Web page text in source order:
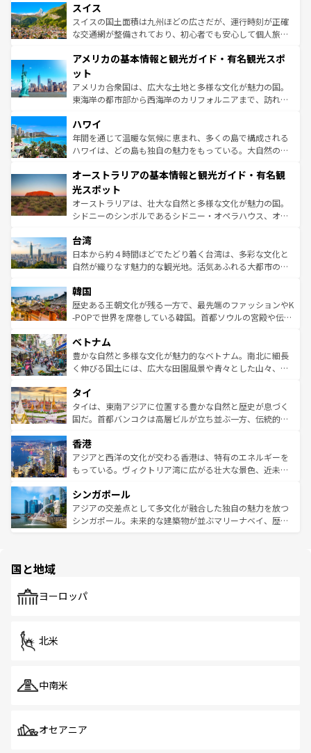
れる地方に足を運ぶとそれぞれで全く異なる文化を体験で
きるだろう。 なお、新着のフランス情報はコンテンツ一覧
を参照してほしい。
は、お酒好きな人にはぜひ体験してほしい。 なお、新着の
ドイツ情報はコンテンツ一覧を参照してほしい。
リアごとに異なる魅力がある。また、優雅なアフタヌーン
ティー、ビール好きにはたまらない英国パブ、サッカー観
戦など、本場だからこそできる体験も豊富。イギリスを旅
ンツ一覧を参照してほしい。
スイス
スイスの国土面積は九州ほどの広さだが、運行時刻が正確
な交通網が整備されており、初心者でも安心して個人旅行
の建物がそのまま残る町や、スイスならではのユニークな
博物館もあり、アルプス観光だけでなく町歩きも満喫する
ことができる。国民の所得が高いため物価も高いが、旅行
者向けの交通パス提供のサービスもあり、うまく活用すれ
着のスイス情報は
アメリカの基本情報と観光ガイド・有名観光スポ
ット
アメリカ合衆国は、広大な土地と多様な文化が魅力の国。
東海岸の都市部から西海岸のカリフォルニアまで、訪れる
のような巨大都市は、観光、ショッピング、エンターテイ
ンメントが詰まった刺激的なスポットだ。一方、アメリカ
西部には大自然が広がり、グランドキャニオンやイエロー
部のニューオーリンズでは、音楽と美食が融合した独特の
文化が魅力。旅行者はアメリカの各地域で異なる魅力を楽
しみながら、その多様性と豊かな歴史を感じることができ
るだろう。車でのロードトリップや列車の旅も、アメリカ
情報は
ハワイ
年間を通じて温暖な気候に恵まれ、多くの島で構成される
ハワイは、どの島も独自の魅力をもっている。大自然の神
ワイ島は見逃せない。また、定番の観光地といえばオアフ
島だが、静かな自然を求めるならマウイ島やカウアイ島が
おすすめ。エメラルドグリーンに輝く海をはじめ、豊かな
文化や歴史が息づいている。「アロハスピリット」と呼ば
人々、おいしいローカルフードやハワイアンミュージッ
ク、伝統的なフラダンスなど、すべてがハワイの魅力を彩
っている。訪れるたびに新しい発見と感動が待っているハ
はコンテンツ一覧
オーストラリアの基本情報と観光ガイド・有名観
光スポット
オーストラリアは、壮大な自然と多様な文化が魅力の国。
シドニーのシンボルであるシドニー・オペラハウス、オー
リアリーフや大陸中央部にそびえるウルル（エアーズロッ
ク）、タスマニアの美しい原生林やケアンズの熱帯雨林な
ど、見どころがたくさん。また、カフェやワイン、オージ
いる。アクティビティも充実しており、サーフィンやダイ
ビング、ハイキングなど、アウトドア好きにはたまらな
い。オーストラリアの多彩な魅力を存分に味わいつくそ
参照してほしい。
台湾
日本から約４時間ほどでたどり着く台湾は、多彩な文化と
自然が織りなす魅力的な観光地。活気あふれる大都市の台
ン）、静ひつな山岳地帯である台湾東部など、都市の喧騒
と山間の静けさが共存しており、訪れる人に新しい発見と
驚きをもたらしてくれる。また、奥深い台湾の食文化も魅
容にもいいと評判のスイーツなど、バラエティ豊かな料理
が味わえる。 なお、新着の台湾情報は コンテンツ一覧を参
照してほしい。
韓国
歴史ある王朝文化が残る一方で、最先端のファッションやK
-POPで世界を席巻している韓国。首都ソウルの宮殿や伝統
き、地方に足を延ばせば四季折々の自然美を楽しむことが
できる。そして、キムチや焼肉、絶品のストリートフード
まで、さまざまな韓国料理が待っている。夜には、韓国な
リティに包まれながら、韓国の多彩な魅力を心ゆくまで味
わってみてほしい。 なお、新着の韓国情報はコンテンツ一
覧を参照してほしい。
ベトナム
豊かな自然と多様な文化が魅力的なベトナム。南北に細長
く伸びる国土には、広大な田園風景や青々とした山々、世
急速な発展と共に伝統が息づく。ハノイの古い町並みやホ
ーチミン市のフランス統治時代の建物も、独特の雰囲気を
醸し出している。また、バラエティの豊かさとおいしさで
とつ。フォーやバインミー、ベトナムコーヒーなどは、ぜ
ひ現地で味わいたい。どの地域を訪れてもあたたかい人々
が旅行者を迎えてくれるので、きっと忘れられない旅にな
参照してほしい。
タイ
タイは、東南アジアに位置する豊かな自然と歴史が息づく
国だ。首都バンコクは高層ビルが立ち並ぶ一方、伝統的な
の活気が交差している。北部ではチェンマイなどの山岳地
帯で自然と触れ合い、南部ではプーケットやクラビの美し
いビーチでリゾート気分を楽しむことができる。タイ料理
激する。気候は一年中温暖で、どの季節にも異なる楽しみ
が待っている。親しみやすいタイの人々、仏教を中心とし
た文化、そして多様な観光資源が、訪れる旅人を魅了し続
香港
アジアと西洋の文化が交わる香港は、特有のエネルギーを
もっている。ヴィクトリア湾に広がる壮大な景色、近未来
み、どこを訪れても感動するはず。観光スポットが密集し
ており、効率よく見どころを回れるのも魅力。息をのむよ
うな絶景から文化的な体験まで、香港を存分に楽しみ尽く
シンガポール
アジアの交差点として多文化が融合した独自の魅力を放つ
シンガポール。未来的な建築物が並ぶマリーナベイ、歴史
で、ホーカーズは地元の風情を楽しめる外せないスポット
国と地域
ヨーロッパ
北米
中南米
オセアニア